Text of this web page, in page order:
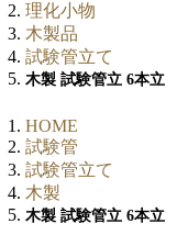
理化小物
木製品
試験管立て
木製 試験管立 6本立
HOME
試験管
試験管立て
木製
木製 試験管立 6本立